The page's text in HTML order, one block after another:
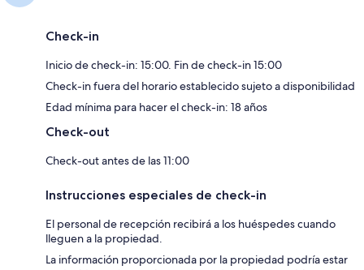
Check-in
Inicio de check-in: 15:00. Fin de check-in 15:00
Check-in fuera del horario establecido sujeto a disponibilidad
Edad mínima para hacer el check-in: 18 años
Check-out
Check-out antes de las 11:00
Instrucciones especiales de check-in
El personal de recepción recibirá a los huéspedes cuando
lleguen a la propiedad.
La información proporcionada por la propiedad podría estar